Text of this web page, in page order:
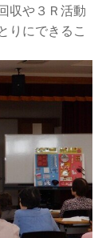
収や３Ｒ活動
りにできるこ